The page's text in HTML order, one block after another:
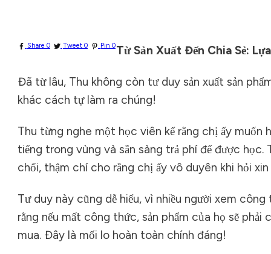
Share 0 Tweet 0 Pin 0Từ Sản Xuất Đến Chia Sẻ:
Đã từ lâu, Thu không còn tư duy sản xuất sản
khác cách tự làm ra chúng!
Thu từng nghe một học viên kể rằng chị ấy
tiếng trong vùng và sẵn sàng trả phí để được
chối, thậm chí cho rằng chị ấy vô duyên khi hỏi
Tư duy này cũng dễ hiểu, vì nhiều người xem
rằng nếu mất công thức, sản phẩm của họ sẽ
mua. Đây là mối lo hoàn toàn chính đáng!